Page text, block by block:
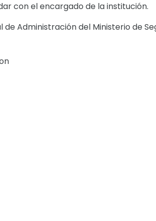
con el encargado de la institución.
Administración del Ministerio de